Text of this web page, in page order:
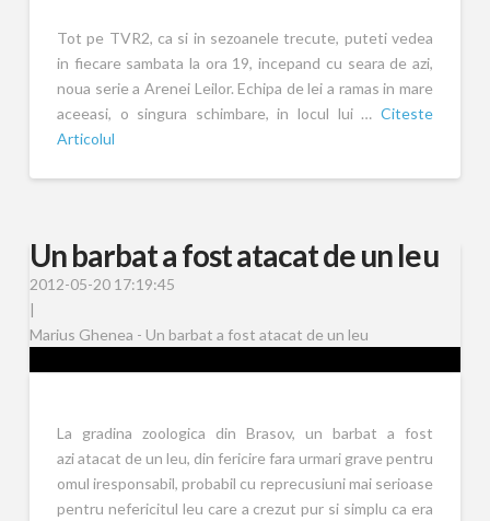
Tot pe TVR2, ca si in sezoanele trecute, puteti vedea
in fiecare sambata la ora 19, incepand cu seara de azi,
noua serie a Arenei Leilor. Echipa de lei a ramas in mare
aceeasi, o singura schimbare, in locul lui …Citeste
Articolul
Un barbat a fost atacat de un leu
2012-05-20 17:19:45
Marius Ghenea - Un barbat a fost atacat de un leu
La gradina zoologica din Brasov, un barbat a fost
azi atacat de un leu, din fericire fara urmari grave pentru
omul iresponsabil, probabil cu reprecusiuni mai serioase
pentru nefericitul leu care a crezut pur si simplu ca era